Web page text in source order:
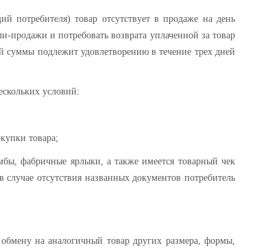
потребителя) товар отсутствует в продаже на день
продажи и потребовать возврата уплаченной за товар
суммы подлежит удовлетворению в течение трех дней
условий:
товара;
фабричные ярлыки, а также имеется товарный чек
отсутствия названных документов потребитель
на аналогичный товар других размера, формы,